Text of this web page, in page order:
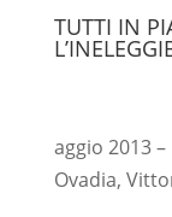
TUTTI IN
aggio 2013
Ovadia,